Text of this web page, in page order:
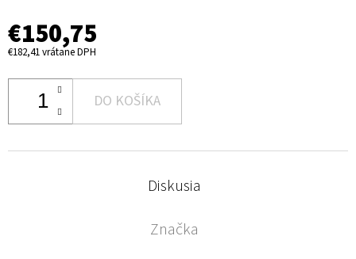
€150,75
€182,41 vrátane DPH
DO KOŠÍKA
Diskusia
Značka